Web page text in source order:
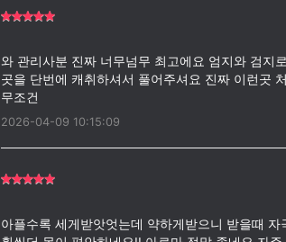
와 관리사분 진짜 너무넘무 최고에요 엄지와 검지
곳을 단번에 캐취하셔서 풀어주셔요 진짜 이런곳
2026-04-09 10:15:09
아플수록 세게받앗엇는데 약하게받으니 받을때 자